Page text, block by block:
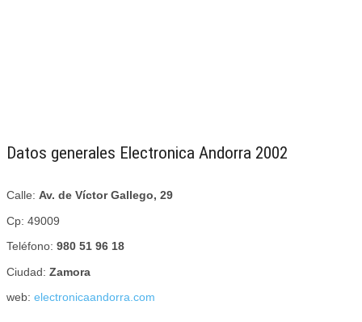
Datos generales Electronica Andorra 2002
Calle: Av. de Víctor Gallego, 29
Cp: 49009
Teléfono: 980 51 96 18
Ciudad: Zamora
web: electronicaandorra.com